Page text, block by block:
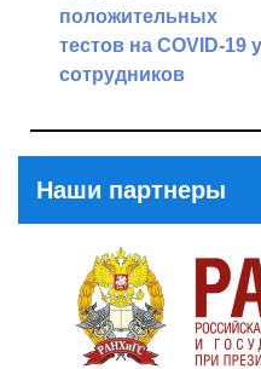
положительных
тестов на COVID-19 у
сотрудников
Наши партнеры